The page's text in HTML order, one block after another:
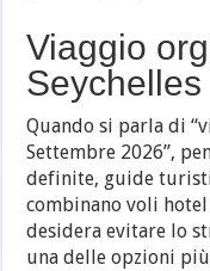
Viaggio
Quando si parla di
Settembre 2026”,
definite, guide
combinano voli
desidera evitare lo
una delle opzioni